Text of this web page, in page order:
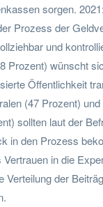
sorgen.
Prozess der
und
Prozent) wünscht
Öffentlichkeit
(47 Prozent)
sollten laut der
in den Prozess
in die
Verteilung der